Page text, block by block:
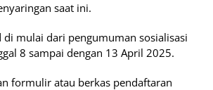
saat ini.
di mulai dari pengumuman sosialisasi
8 sampai dengan 13 April 2025.
formulir atau berkas pendaftaran